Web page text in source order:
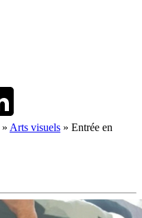
» Arts visuels » Entrée en